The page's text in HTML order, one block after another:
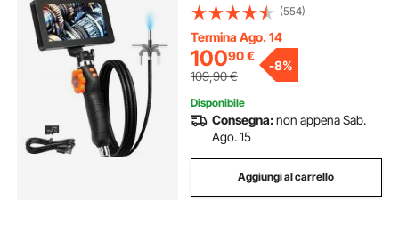
(554)
Termina Ago. 14
10090€
109,90€
-8%
Disponibile
Consegna:non appena Sab.
Ago. 15
Aggiungi al carrello